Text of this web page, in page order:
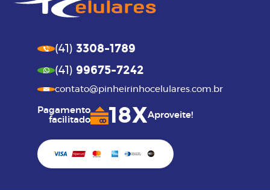
(41) 3308-1789
(41) 99675-7242
contato@pinheirinhocelulares.com.br
Pagamento
facilitado
18XAproveite!